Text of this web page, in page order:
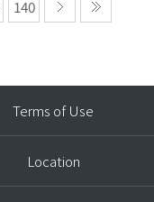
140
Terms of Use
Location